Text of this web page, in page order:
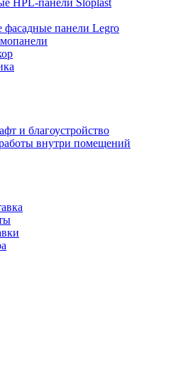
HPL-панели Sloplast
фасадные панели Legro
и благоустройство
внутри помещений